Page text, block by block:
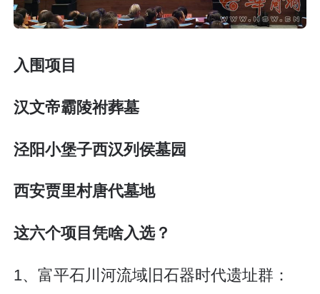
入围项目
汉文帝霸陵祔葬墓
泾阳小堡子西汉列侯墓园
西安贾里村唐代墓地
这六个项目凭啥入选？
1、富平石川河流域旧石器时代遗址群：